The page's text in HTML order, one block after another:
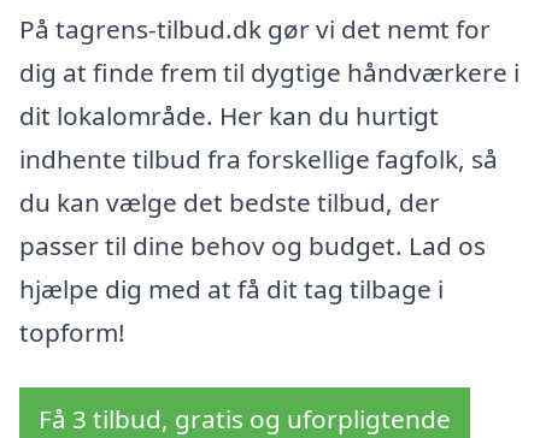
På tagrens-tilbud.dk gør vi det nemt for
dig at finde frem til dygtige håndværkere i
dit lokalområde. Her kan du hurtigt
indhente tilbud fra forskellige fagfolk, så
du kan vælge det bedste tilbud, der
passer til dine behov og budget. Lad os
hjælpe dig med at få dit tag tilbage i
topform!
Få 3 tilbud, gratis og uforpligtende